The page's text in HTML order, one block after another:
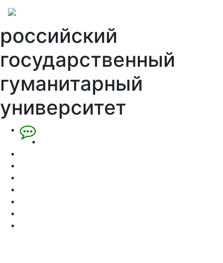
российский
государственный
гуманитарный
университет